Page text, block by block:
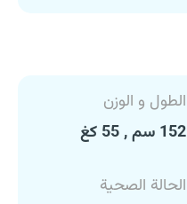
الطول و الوزن
152 سم , 55 كغ
الحالة الصحية